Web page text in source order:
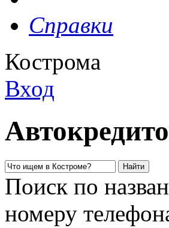
Справки
Кострома
Вход
Поиск по
номеру